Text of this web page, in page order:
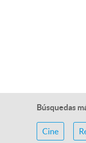
Búsquedas
Cine